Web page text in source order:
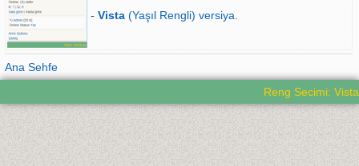
- Vista (Yaşıl Rengli) versiya.
Ana Sehfe
Reng Secimi: Vista